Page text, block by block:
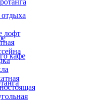
лофт
кафе